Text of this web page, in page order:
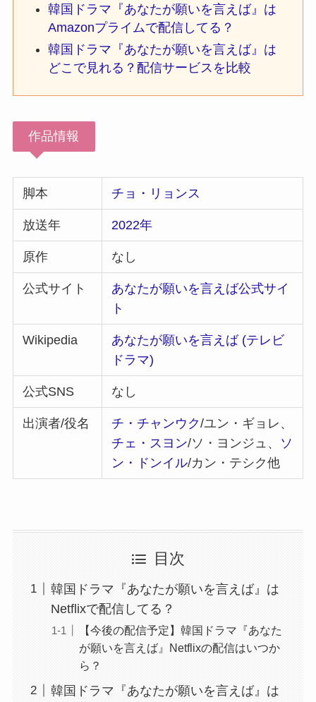
韓国ドラマ『あなたが願いを言えば』は
Amazonプライムで配信してる？
韓国ドラマ『あなたが願いを言えば』は
どこで見れる？配信サービスを比較
作品情報
脚本 チョ・リョンス
放送年 2022年
原作 なし
公式サイト
あなたが願いを言えば公式サイ
ト
Wikipedia
あなたが願いを言えば (テレビ
ドラマ)
公式SNS なし
出演者/役名 チ・チャンウク/ユン・ギョレ、
チェ・スヨン/ソ・ヨンジュ、 ソ
ン・ドンイル/カン・テシク他
目次
韓国ドラマ『あなたが願いを言えば』は
Netflixで配信してる？
【今後の配信予定】韓国ドラマ『あなた
が願いを言えば』Netflixの配信はいつか
ら？
韓国ドラマ『あなたが願いを言えば』は